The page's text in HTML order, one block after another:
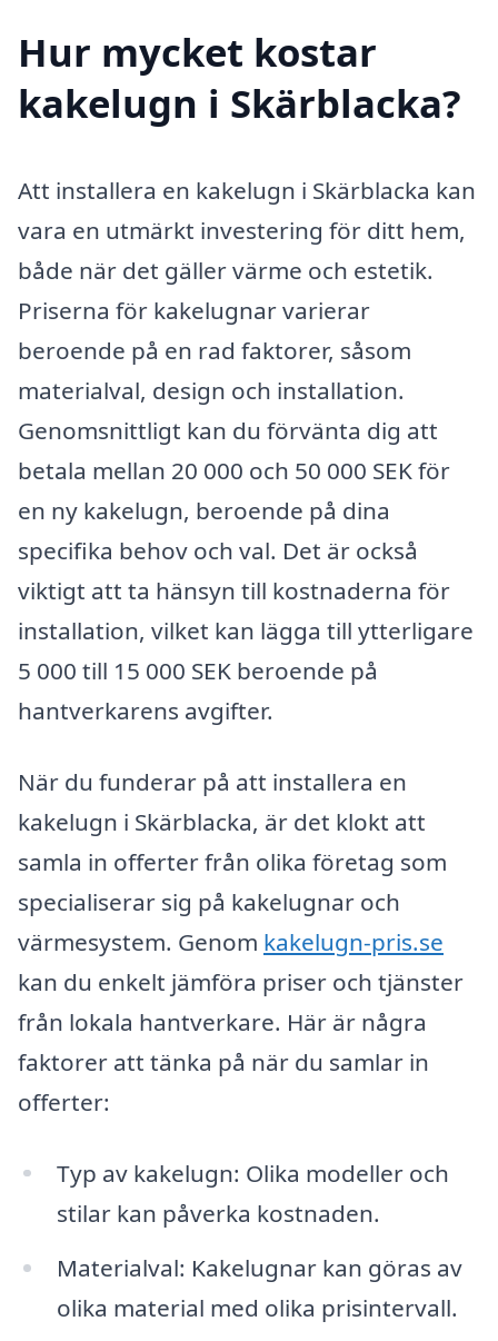
Hur mycket kostar
kakelugn i Skärblacka?
Att installera en kakelugn i Skärblacka kan
vara en utmärkt investering för ditt hem,
både när det gäller värme och estetik.
Priserna för kakelugnar varierar
beroende på en rad faktorer, såsom
materialval, design och installation.
Genomsnittligt kan du förvänta dig att
betala mellan 20 000 och 50 000 SEK för
en ny kakelugn, beroende på dina
specifika behov och val. Det är också
viktigt att ta hänsyn till kostnaderna för
installation, vilket kan lägga till ytterligare
5 000 till 15 000 SEK beroende på
hantverkarens avgifter.
När du funderar på att installera en
kakelugn i Skärblacka, är det klokt att
samla in offerter från olika företag som
specialiserar sig på kakelugnar och
värmesystem. Genom kakelugn-pris.se
kan du enkelt jämföra priser och tjänster
från lokala hantverkare. Här är några
faktorer att tänka på när du samlar in
offerter:
Typ av kakelugn: Olika modeller och
stilar kan påverka kostnaden.
Materialval: Kakelugnar kan göras av
olika material med olika prisintervall.